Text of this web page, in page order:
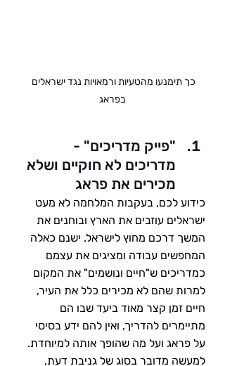
כך תימנעו מהטעיות ורמאויות נגד ישראלים
בפראג
"פייק מדריכים" -
מדריכים לא חוקיים ושלא
מכירים את פראג
כידוע לכם, בעקבות המלחמה לא מעט
ישראלים עוזבים את הארץ ובוחנים את
המשך דרכם מחוץ לישראל. ישנם כאלה
המחפשים עבודה ומציגים את עצמם
כמדריכים ש"חיים ונושמים" את המקום
למרות שהם לא מכירים כלל את העיר,
חיים זמן קצר מאוד ביעד שבו הם
מתיימרים להדריך, ואין להם ידע בסיסי
על פראג ועל מה שהופך אותה למיוחדת.
למעשה מדובר בסוג של גניבת דעת,